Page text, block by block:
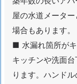
泉
大
津
市
ト
屋の水道メータ
場合もあります。
■ 水漏れ箇所が
キッチンや洗面
ります。ハンド